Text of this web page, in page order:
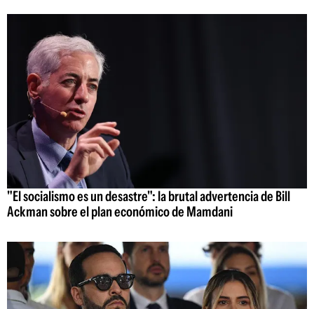
"El socialismo es un desastre": la brutal advertencia de Bill
Ackman sobre el plan económico de Mamdani